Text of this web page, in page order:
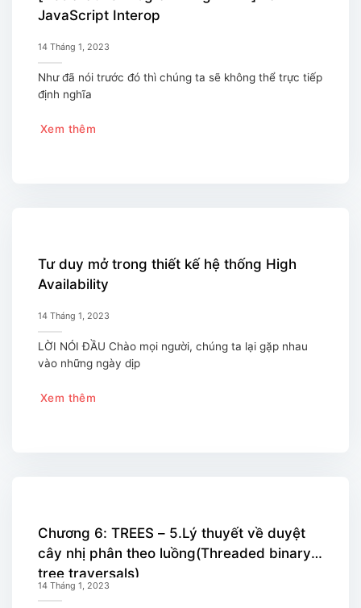
JavaScript Interop
14 Tháng 1, 2023
Như đã nói trước đó thì chúng ta sẽ không thể trực tiếp
định nghĩa
Xem thêm
Tư duy mở trong thiết kế hệ thống High
Availability
14 Tháng 1, 2023
LỜI NÓI ĐẦU Chào mọi người, chúng ta lại gặp nhau
vào những ngày dịp
Xem thêm
Chương 6: TREES – 5.Lý thuyết về duyệt
cây nhị phân theo luồng(Threaded binary
tree traversals)
14 Tháng 1, 2023